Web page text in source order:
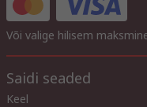
Või valige hilisem
Saidi seaded
Keel